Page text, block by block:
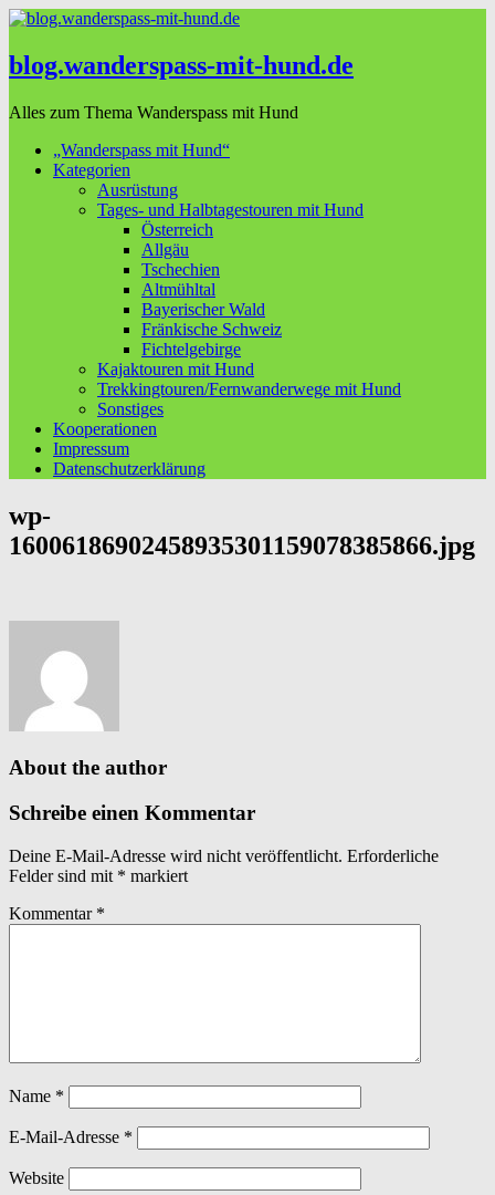
blog.wanderspass-mit-hund.de
Alles zum Thema Wanderspass mit Hund
„Wanderspass mit Hund“
Kategorien
Ausrüstung
Tages- und Halbtagestouren mit Hund
Österreich
Allgäu
Tschechien
Altmühltal
Bayerischer Wald
Fränkische Schweiz
Fichtelgebirge
Kajaktouren mit Hund
Trekkingtouren/Fernwanderwege mit Hund
Sonstiges
Kooperationen
Impressum
Datenschutzerklärung
wp-
16006186902458935301159078385866.jpg
About the author
Schreibe einen Kommentar
Deine E-Mail-Adresse wird nicht veröffentlicht. Erforderliche
Felder sind mit * markiert
Kommentar *
Name *
E-Mail-Adresse *
Website